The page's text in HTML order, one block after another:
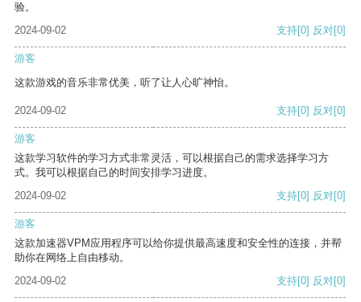
验。
2024-09-02
支持[0] 反对[0]
游客
这款游戏的音乐非常优美，听了让人心旷神怡。
2024-09-02 支持[0] 反对[0]
游客
这款学习软件的学习方式非常灵活，可以根据自己的需求选择学习方
式。我可以根据自己的时间安排学习进度。
2024-09-02
支持[0] 反对[0]
游客
这款加速器VPM应用程序可以给你提供最高速度和安全性的连接，并帮
助你在网络上自由移动。
2024-09-02
支持[0] 反对[0]